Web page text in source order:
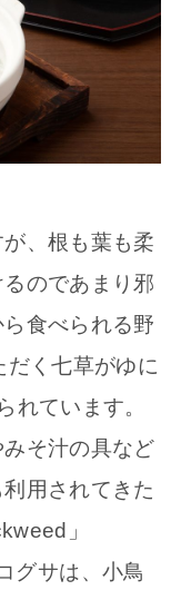
、根も葉も柔
のであまり邪
食べられる野
く七草がゆに
れています。
そ汁の具など
用されてきた
」
グサは、小鳥